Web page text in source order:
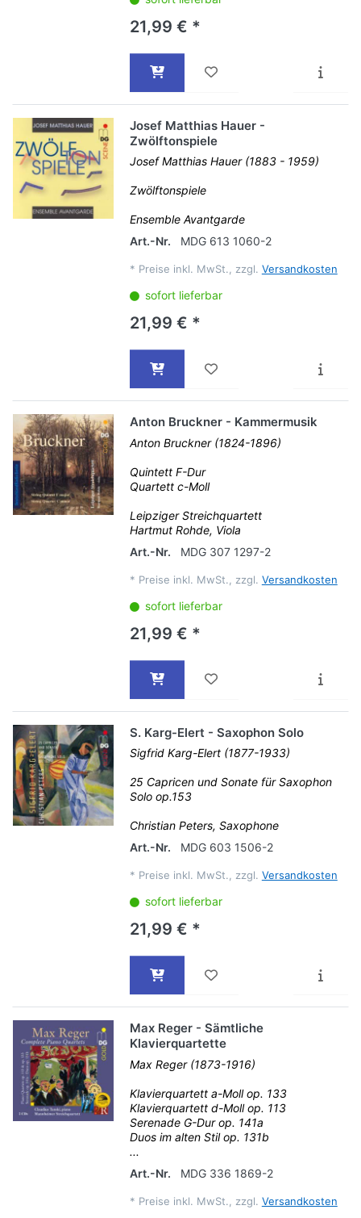
21,99 € *
Josef Matthias Hauer -
Zwölftonspiele
Josef Matthias Hauer (1883 - 1959)
Zwölftonspiele
Ensemble Avantgarde
Art.-Nr.
MDG 613 1060-2
* Preise inkl. MwSt., zzgl. Versandkosten
sofort lieferbar
21,99 € *
Anton Bruckner - Kammermusik
Anton Bruckner (1824-1896)
Quintett F-Dur
Quartett c-Moll
Leipziger Streichquartett
Hartmut Rohde, Viola
Art.-Nr.
MDG 307 1297-2
* Preise inkl. MwSt., zzgl. Versandkosten
sofort lieferbar
21,99 € *
S. Karg-Elert - Saxophon Solo
Sigfrid Karg-Elert (1877-1933)
25 Capricen und Sonate für Saxophon
Solo op.153
Christian Peters, Saxophone
Art.-Nr.
MDG 603 1506-2
* Preise inkl. MwSt., zzgl. Versandkosten
sofort lieferbar
21,99 € *
Max Reger - Sämtliche
Klavierquartette
Max Reger (1873-1916)
Klavierquartett a-Moll op. 133
Klavierquartett d-Moll op. 113
Serenade G-Dur op. 141a
Duos im alten Stil op. 131b
...
Art.-Nr.
MDG 336 1869-2
* Preise inkl. MwSt., zzgl. Versandkosten